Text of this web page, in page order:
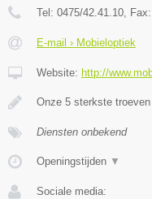
Tel: 0475/42.41.10, Fax:
E-mail › Mobieloptiek
Website: http://
Onze 5 sterkste troeven
Diensten onbekend
Openingstijden ▼
Sociale media: